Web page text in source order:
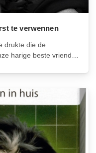
te verwennen
drukte die de
harige beste vrienden
fijne kerst heeft.